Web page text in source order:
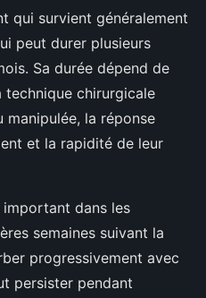
qui survient généralement
peut durer plusieurs
Sa durée dépend de
technique chirurgicale
manipulée, la réponse
et la rapidité de leur
dans les
semaines suivant la
progressivement avec
persister pendant